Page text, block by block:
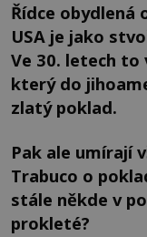
Řídce obydlená
USA je jako
Ve 30. letech to
který do
zlatý poklad.
Pak ale umírají
Trabuco o
stále někde v
prokleté?